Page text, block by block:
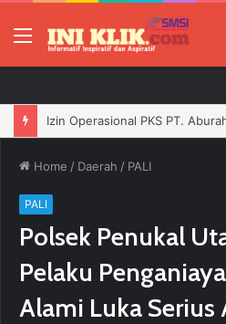
Menu
Home / Daerah / PALI
PALI
Polsek Penukal
Pelaku
Alami Luka Serius